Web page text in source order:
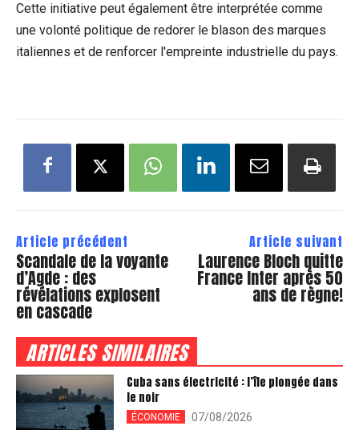
Cette initiative peut également être interprétée comme
une volonté politique de redorer le blason des marques
italiennes et de renforcer l'empreinte industrielle du pays.
Article précédent
Scandale de la voyante
d’Agde : des
révélations explosent
en cascade
Article suivant
Laurence Bloch quitte
France Inter après 50
ans de règne!
ARTICLES SIMILAIRES
Cuba sans électricité : l’île plongée dans
le noir
ÉCONOMIE 07/08/2026